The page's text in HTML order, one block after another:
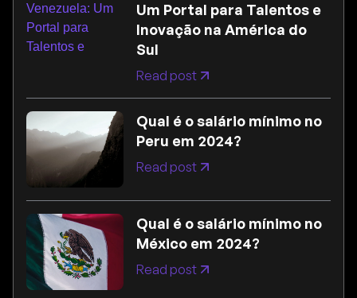
Um Portal para Talentos e
Inovação na América do
Sul
Read post
Qual é o salário mínimo no
Peru em 2024?
Read post
Qual é o salário mínimo no
México em 2024?
Read post